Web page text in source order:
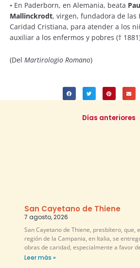
• En Paderborn, en Alemania, beata
Mallinckrodt, virgen, fundadora de las
Caridad Cristiana, para atender a los
auxiliar a los enfermos y pobres (†
(Del Martirologio Romano)
Días anteriores
San Cayetano de Thiene
7 agosto, 2026
San Cayetano de Thiene, presbítero, que,
región de la Campania, en Italia, se
obras de caridad, especialmente a favor
Leer más »